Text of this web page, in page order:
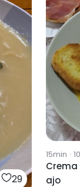
29
15min ·
ajo